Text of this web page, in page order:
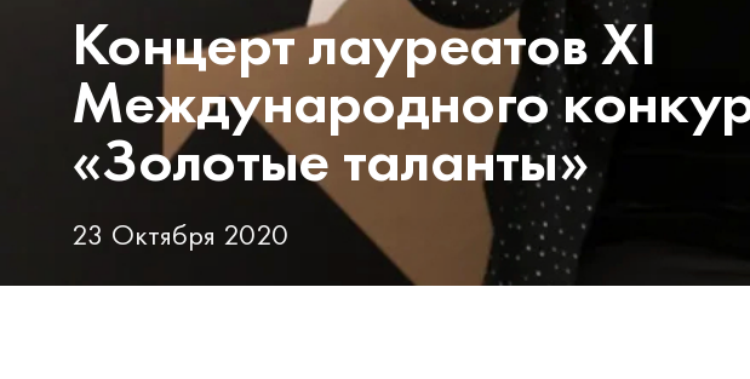
Концерт лауреатов XI
Международного
«Золотые таланты»
23 Октября 2020